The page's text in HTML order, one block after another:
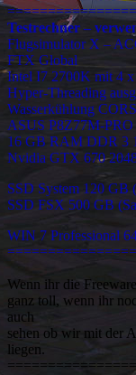
Testrechner –
Flugsimulator X –
FTX Global
Intel I7 2700K mit 4
Hyper-Threading
Wasserkühlung
ASUS P8Z77M-PRO
16 GB RAM DDR 3
Nvidia GTX 670
SSD System 120 GB
SSD FSX 500 GB
WIN 7 Professional
Wenn ihr die
ganz toll, wenn ihr
auch
sehen ob wir mit der
liegen.